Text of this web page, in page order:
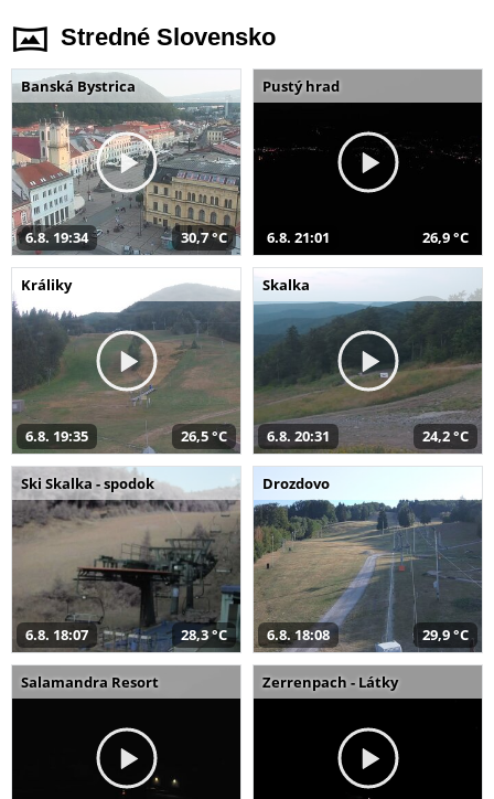
Stredné Slovensko
Banská Bystrica
6.8. 19:34 30,7 °C
Pustý hrad
6.8. 21:01 26,9 °C
Králiky
6.8. 19:35 26,5 °C
Skalka
6.8. 20:31 24,2 °C
Ski Skalka - spodok
6.8. 18:07 28,3 °C
Drozdovo
6.8. 18:08 29,9 °C
Salamandra Resort Zerrenpach - Látky